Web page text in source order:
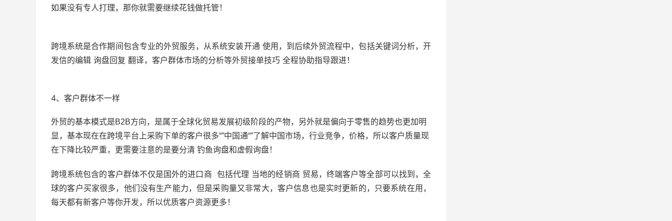
如果没有专人打理，那你就需要继续花钱做托管！
跨境系统是合作期间包含专业的外贸服务，从系统安装开通 使用，到后续外贸流程中，包括关键词分析，开
发信的编辑 询盘回复 翻译，客户群体市场的分析等外贸接单技巧 全程协助指导跟进！
4、客户群体不一样
外贸的基本模式是B2B方向，是属于全球化贸易发展初级阶段的产物，另外就是偏向于零售的趋势也更加明
显，基本现在在跨境平台上采购下单的客户很多“”中国通“”了解中国市场，行业竞争，价格，所以客户质量现
在下降比较严重，更需要注意的是要分清 钓鱼询盘和虚假询盘！
跨境系统包含的客户群体不仅是国外的进口商 包括代理 当地的经销商 贸易，终端客户等全部可以找到，全
球的客户买家很多，他们没有生产能力，但是采购量又非常大，客户信息也是实时更新的，只要系统在用，
每天都有新客户等你开发，所以优质客户资源更多！